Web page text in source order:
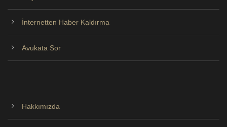
İnternetten Haber Kaldırma
Avukata Sor
Hakkımızda